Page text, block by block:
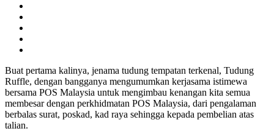
Buat pertama kalinya, jenama tudung tempatan terkenal, Tudung
Ruffle, dengan bangganya mengumumkan kerjasama istimewa
bersama POS Malaysia untuk mengimbau kenangan kita semua
membesar dengan perkhidmatan POS Malaysia, dari pengalaman
berbalas surat, poskad, kad raya sehingga kepada pembelian atas
talian.